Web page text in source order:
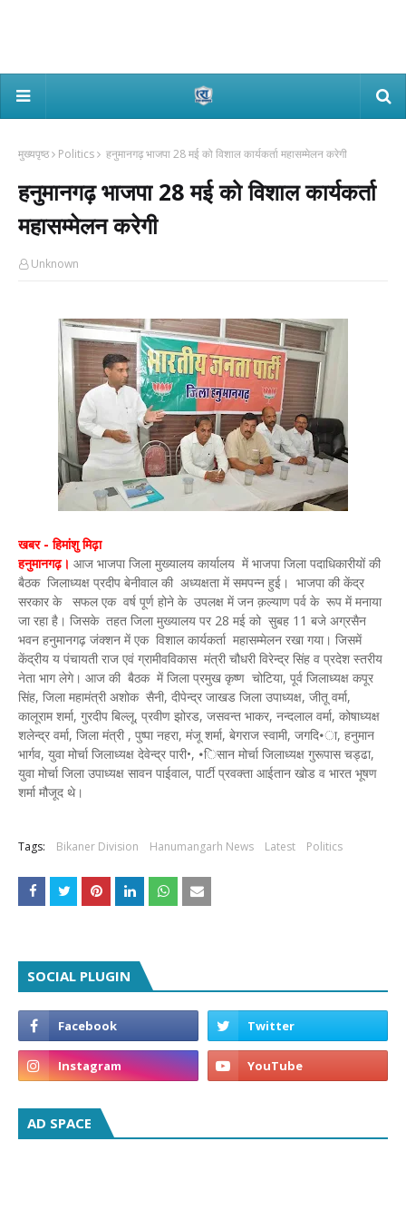
मुख्यपृष्ठ Politics हनुमानगढ़ भाजपा 28 मई को विशाल कार्यकर्ता महासम्मेलन करेगी
हनुमानगढ़ भाजपा 28 मई को विशाल कार्यकर्ता
महासम्मेलन करेगी
Unknown
खबर - हिमांशु मिढ़ा
हनुमानगढ़। आज भाजपा जिला मुख्यालय कार्यालय में भाजपा जिला पदाधिकारीयों की
बैठक जिलाध्यक्ष प्रदीप बेनीवाल की अध्यक्षता में समपन्न हुई। भाजपा की केंद्र
सरकार के सफल एक वर्ष पूर्ण होने के उपलक्ष में जन क़ल्याण पर्व के रूप में मनाया
जा रहा है। जिसके तहत जिला मुख्यालय पर 28 मई को सुबह 11 बजे अग्रसैन
भवन हनुमानगढ़ जंक्शन में एक विशाल कार्यकर्ता महासम्मेलन रखा गया। जिसमें
केंद्रीय य पंचायती राज एवं ग्रामीवविकास मंत्री चौधरी विरेन्द्र सिंह व प्रदेश स्तरीय
नेता भाग लेगे। आज की बैठक में जिला प्रमुख कृष्ण चोटिया, पूर्व जिलाध्यक्ष कपूर
सिंह, जिला महामंत्री अशोक सैनी, दीपेन्द्र जाखड जिला उपाध्यक्ष, जीतू वर्मा,
कालूराम शर्मा, गुरदीप बिल्लू, प्रवीण झोरड, जसवन्त भाकर, नन्दलाल वर्मा, कोषाध्यक्ष
शलेन्द्र वर्मा, जिला मंत्री , पुष्पा नहरा, मंजू शर्मा, बेगराज स्वामी, जगदि•ा, हनुमान
भार्गव, युवा मोर्चा जिलाध्यक्ष देवेन्द्र पारी•, •िसान मोर्चा जिलाध्यक्ष गुरूपास चड्ढा,
युवा मोर्चा जिला उपाध्यक्ष सावन पाईवाल, पार्टी प्रवक्ता आईतान खोड व भारत भूषण
शर्मा मौजूद थे।
Tags: Bikaner Division Hanumangarh News Latest Politics
SOCIAL PLUGIN
AD SPACE